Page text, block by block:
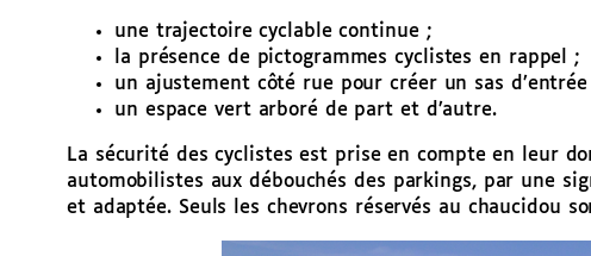
une trajectoire cyclable continue ;
la présence de pictogrammes cyclistes en rappel ;
un ajustement côté rue pour créer un sas
un espace vert arboré de part et d’autre.
La sécurité des cyclistes est prise en compte en leur
automobilistes aux débouchés des parkings, par une
et adaptée. Seuls les chevrons réservés au chaucidou